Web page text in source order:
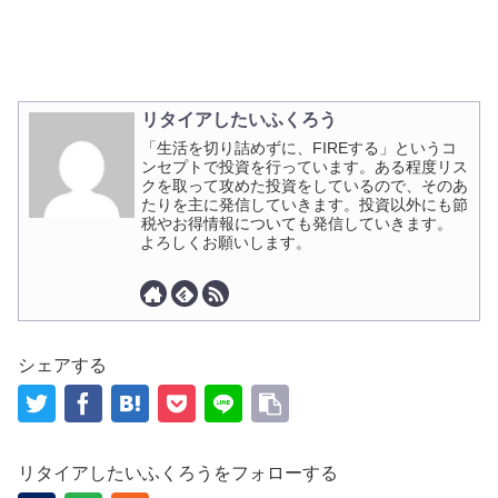
リタイアしたいふくろう
「生活を切り詰めずに、FIREする」というコ
ンセプトで投資を行っています。ある程度リス
クを取って攻めた投資をしているので、そのあ
たりを主に発信していきます。投資以外にも節
税やお得情報についても発信していきます。
よろしくお願いします。
シェアする
リタイアしたいふくろうをフォローする